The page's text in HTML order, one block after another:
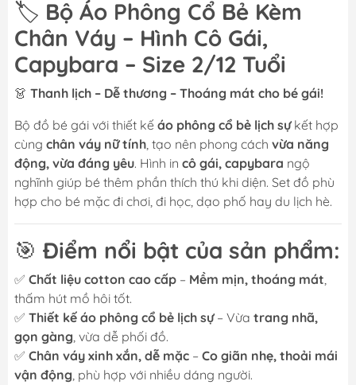
🏷️ Bộ Áo Phông Cổ Bẻ Kèm
Chân Váy – Hình Cô Gái,
Capybara – Size 2/12 Tuổi
👗 Thanh lịch – Dễ thương – Thoáng mát cho bé gái!
Bộ đồ bé gái với thiết kế áo phông cổ bẻ lịch sựkết hợp
cùng chân váy nữ tính, tạo nên phong cách vừa năng
động, vừa đáng yêu. Hình in cô gái, capybara ngộ
nghĩnh giúp bé thêm phần thích thú khi diện. Set đồ phù
hợp cho bé mặc đi chơi, đi học, dạo phố hay du lịch hè.
🎯 Điểm nổi bật của sản phẩm:
✅ Chất liệu cotton cao cấp – Mềm mịn, thoáng mát,
thấm hút mồ hôi tốt.
✅ Thiết kế áo phông cổ bẻ lịch sự– Vừa trang nhã,
gọn gàng, vừa dễ phối đồ.
✅ Chân váy xinh xắn, dễ mặc – Co giãn nhẹ, thoải mái
vận động, phù hợp với nhiều dáng người.